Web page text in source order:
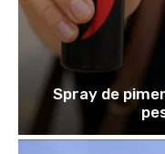
Spray de